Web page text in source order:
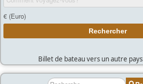
Billet de bateau vers un autre